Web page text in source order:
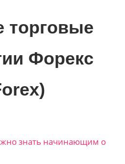
торговые
Форекс
знать начинающим о